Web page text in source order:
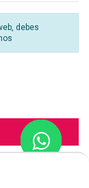
debes